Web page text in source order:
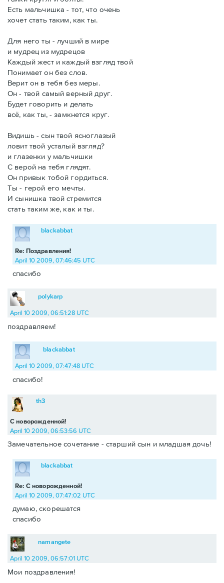
Есть мальчишка - тот, что очень
хочет стать таким, как ты.
Для него ты - лучший в мире
и мудрец из мудрецов
Каждый жест и каждый взгляд твой
Понимает он без слов.
Верит он в тебя без меры.
Он - твой самый верный друг.
Будет говорить и делать
всё, как ты, - замкнется круг.
Видишь - сын твой ясноглазый
ловит твой усталый взгляд?
и глазенки у мальчишки
С верой на тебя глядят.
Он привык тобой гордиться.
Ты - герой его мечты.
И сынишка твой стремится
стать таким же, как и ты.
Re: Поздравления!
blackabbat
April 10 2009, 07:46:45 UTC
спасибо
polykarp
April 10 2009, 06:51:28 UTC
поздравляем!
blackabbat
April 10 2009, 07:47:48 UTC
спасибо!
С новорожденной!
th3
April 10 2009, 06:53:56 UTC
Замечательное сочетание - старший сын и младшая дочь!
Re: С новорожденной!
blackabbat
April 10 2009, 07:47:02 UTC
думаю, скорешатся
спасибо
namangete
April 10 2009, 06:57:01 UTC
Мои поздравления!